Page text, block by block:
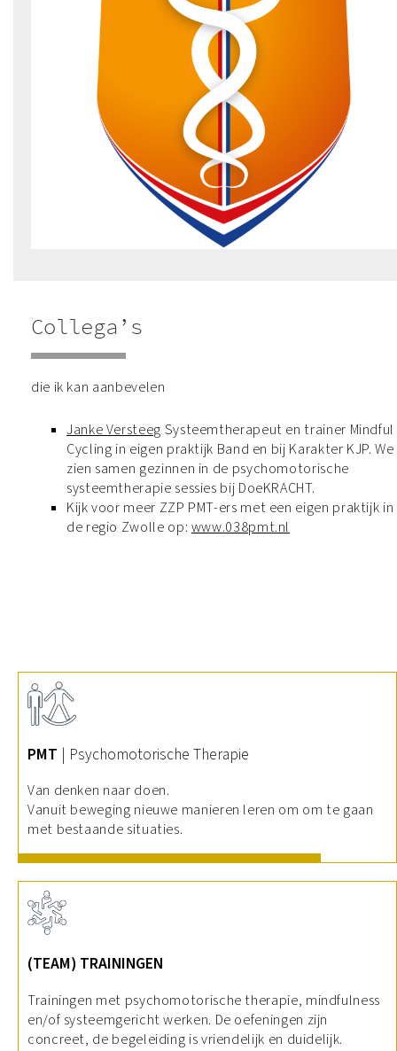
Collega’s
die ik kan aanbevelen
Janke Versteeg Systeemtherapeut en trainer Mindful
Cycling in eigen praktijk Band en bij Karakter KJP. We
zien samen gezinnen in de psychomotorische
systeemtherapie sessies bij DoeKRACHT.
Kijk voor meer ZZP PMT-ers met een eigen praktijk in
de regio Zwolle op: www.038pmt.nl
PMT | Psychomotorische Therapie
Van denken naar doen.
Vanuit beweging nieuwe manieren leren om om te gaan
met bestaande situaties.
(TEAM) TRAININGEN
Trainingen met psychomotorische therapie, mindfulness
en/of systeemgericht werken. De oefeningen zijn
concreet, de begeleiding is vriendelijk en duidelijk.